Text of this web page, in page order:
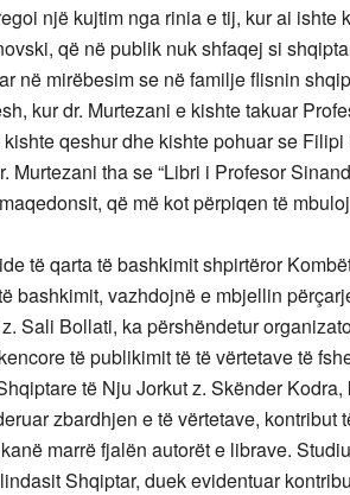
një kujtim nga rinia e tij, kur ai ishte
që në publik nuk shfaqej si
në mirëbesim se në familje flisnin
kur dr. Murtezani e kishte takuar
qeshur dhe kishte pohuar se
Murtezani tha se “Libri i Profesor
që më kot përpiqen të
të qarta të bashkimit shpirtëror
bashkimit, vazhdojnë e mbjellin
Sali Bollati, ka përshëndetur
të publikimit të të vërtetave të
të Nju Jorkut z. Skënder
zbardhjen e të vërtetave, kontribut
marrë fjalën autorët e librave.
Shqiptar, duek evidentuar